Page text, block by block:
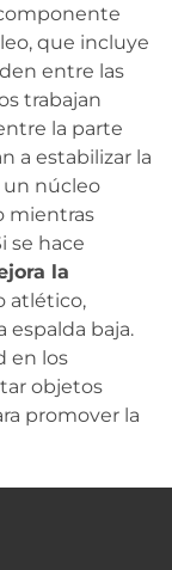
que incluye
entre las
trabajan
la parte
a estabilizar la
un núcleo
mientras
se hace
la
atlético,
espalda baja.
en los
objetos
promover la